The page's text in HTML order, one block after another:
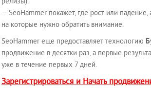
— SeoHammer покажет, где рост или падение,
на которые нужно обратить внимание.
SeoHammer еще предоставляет технологию
продвижение в десятки раз, а первые
уже в течение первых 7 дней.
Зарегистрироваться и Начать